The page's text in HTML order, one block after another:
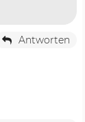
Antworten